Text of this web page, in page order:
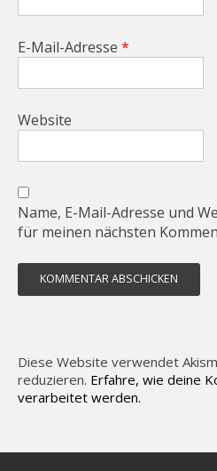
E-Mail-Adresse *
Website
Name, E-Mail-Adresse und
für meinen nächsten
Diese Website verwendet
reduzieren. Erfahre, wie deine
verarbeitet werden.